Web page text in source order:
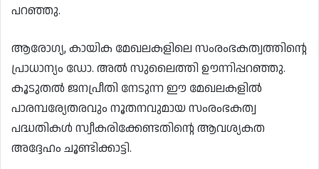
പറഞ്ഞു.
ആരോഗ്യ, കായിക മേഖലകളിലെ സംരംഭകത്വത്തിൻ്റെ
പ്രാധാന്യം ഡോ. ​​അൽ സുലൈത്തി ഊന്നിപ്പറഞ്ഞു.
കൂടുതൽ ജനപ്രീതി നേടുന്ന ഈ മേഖലകളിൽ
പാരമ്പര്യേതരവും നൂതനവുമായ സംരംഭകത്വ
പദ്ധതികൾ സ്വീകരിക്കേണ്ടതിൻ്റെ ആവശ്യകത
അദ്ദേഹം ചൂണ്ടിക്കാട്ടി.